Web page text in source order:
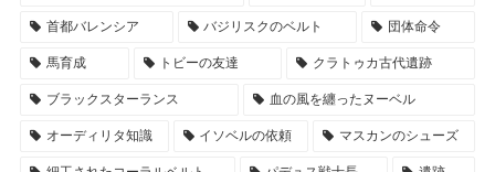
首都バレンシア バジリスクのベルト 団体命令
馬育成 トビーの友達 クラトゥカ古代遺跡
ブラックスターランス 血の風を纏ったヌーベル
オーディリタ知識 イソベルの依頼 マスカンのシューズ